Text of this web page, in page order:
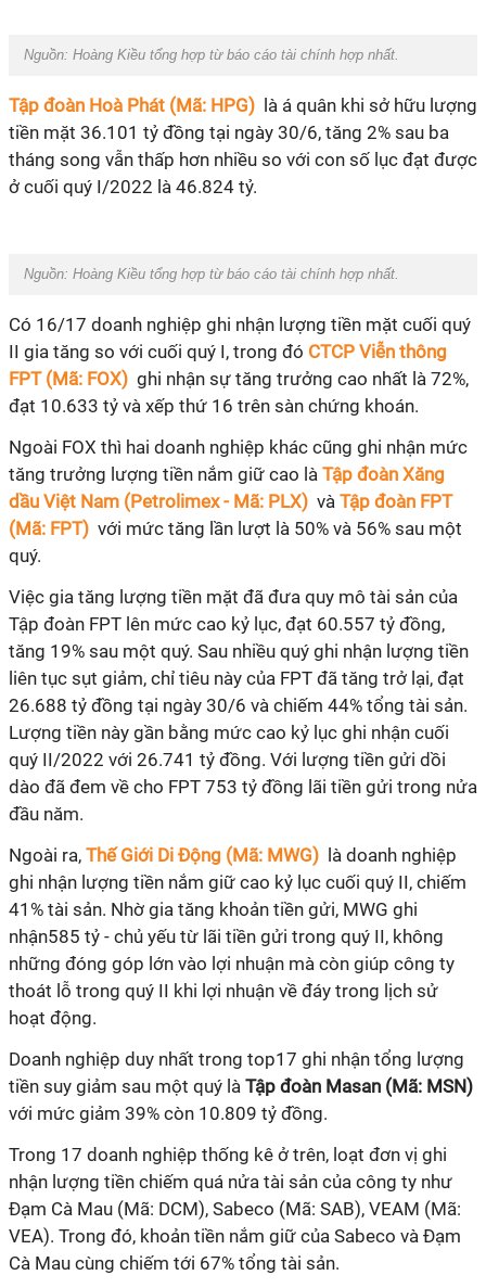
Nguồn: Hoàng Kiều tổng hợp từ báo cáo tài chính hợp nhất.
Tập đoàn Hoà Phát (Mã: HPG)
là á quân khi sở hữu lượng
tiền mặt 36.101 tỷ đồng tại ngày 30/6, tăng 2% sau ba
tháng song vẫn thấp hơn nhiều so với con số lục đạt được
ở cuối quý I/2022 là 46.824 tỷ.
Nguồn: Hoàng Kiều tổng hợp từ báo cáo tài chính hợp nhất.
Có 16/17 doanh nghiệp ghi nhận lượng tiền mặt cuối quý
II gia tăng so với cuối quý I, trong đó CTCP Viễn thông
FPT (Mã: FOX) ghi nhận sự tăng trưởng cao nhất là 72%,
đạt 10.633 tỷ và xếp thứ 16 trên sàn chứng khoán.
Ngoài FOX thì hai doanh nghiệp khác cũng ghi nhận mức
tăng trưởng lượng tiền nắm giữ cao là Tập đoàn Xăng
dầu Việt Nam (Petrolimex - Mã: PLX) và Tập đoàn FPT
(Mã: FPT) với mức tăng lần lượt là 50% và 56% sau một
quý.
Việc gia tăng lượng tiền mặt đã đưa quy mô tài sản của
Tập đoàn FPT lên mức cao kỷ lục, đạt 60.557 tỷ đồng,
tăng 19% sau một quý. Sau nhiều quý ghi nhận lượng tiền
liên tục sụt giảm, chỉ tiêu này của FPT đã tăng trở lại, đạt
26.688 tỷ đồng tại ngày 30/6 và chiếm 44% tổng tài sản.
Lượng tiền này gần bằng mức cao kỷ lục ghi nhận cuối
quý II/2022 với 26.741 tỷ đồng. Với lượng tiền gửi dồi
dào đã đem về cho FPT 753 tỷ đồng lãi tiền gửi trong nửa
đầu năm.
Ngoài ra, Thế Giới Di Động (Mã: MWG)
là doanh nghiệp
ghi nhận lượng tiền nắm giữ cao kỷ lục cuối quý II, chiếm
41% tài sản. Nhờ gia tăng khoản tiền gửi, MWG ghi
nhận585 tỷ - chủ yếu từ lãi tiền gửi trong quý II, không
những đóng góp lớn vào lợi nhuận mà còn giúp công ty
thoát lỗ trong quý II khi lợi nhuận về đáy trong lịch sử
hoạt động.
Doanh nghiệp duy nhất trong top17 ghi nhận tổng lượng
tiền suy giảm sau một quý là Tập đoàn Masan (Mã: MSN)
với mức giảm 39% còn 10.809 tỷ đồng.
Trong 17 doanh nghiệp thống kê ở trên, loạt đơn vị ghi
nhận lượng tiền chiếm quá nửa tài sản của công ty như
Đạm Cà Mau (Mã: DCM), Sabeco (Mã: SAB), VEAM (Mã:
VEA). Trong đó, khoản tiền nắm giữ của Sabeco và Đạm
Cà Mau cùng chiếm tới 67% tổng tài sản.